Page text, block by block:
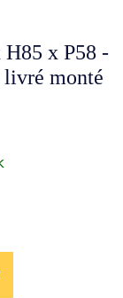
x P58 -
monté